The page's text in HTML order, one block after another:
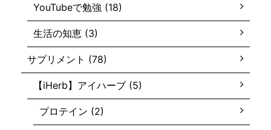
YouTubeで勉強 (18)
生活の知恵 (3)
サプリメント (78)
【iHerb】アイハーブ (5)
プロテイン (2)